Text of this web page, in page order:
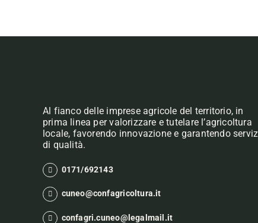
Al fianco delle imprese agricole del territorio, in
prima linea per valorizzare e tutelare l’agricoltura
locale, favorendo innovazione e garantendo
di qualità.
0171/692143
cuneo@confagricoltura.it
confagri.cuneo@legalmail.it